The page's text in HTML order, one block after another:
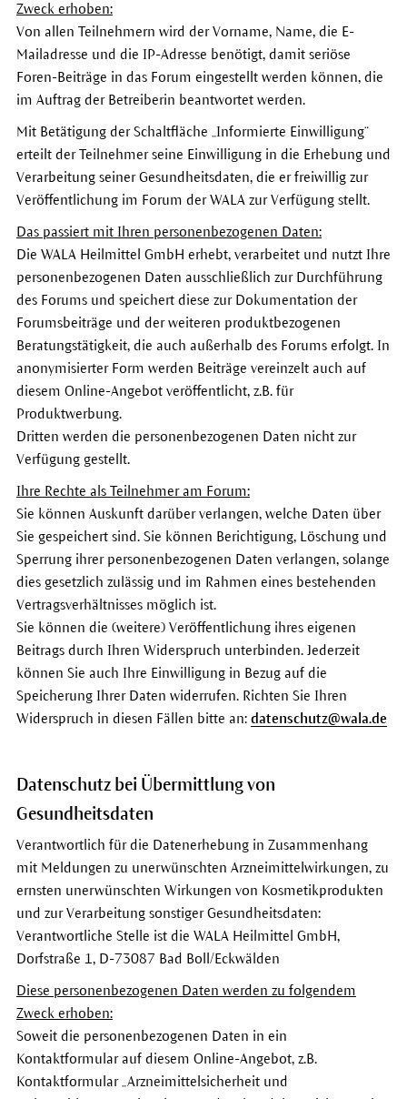
Zweck erhoben:
Von allen Teilnehmern wird der Vorname, Name, die E-
Mailadresse und die IP-Adresse benötigt, damit seriöse
Foren-Beiträge in das Forum eingestellt werden können, die
im Auftrag der Betreiberin beantwortet werden.
Mit Betätigung der Schaltfläche „Informierte Einwilligung“
erteilt der Teilnehmer seine Einwilligung in die Erhebung und
Verarbeitung seiner Gesundheitsdaten, die er freiwillig zur
Veröffentlichung im Forum der WALA zur Verfügung stellt.
Das passiert mit Ihren personenbezogenen Daten:
Die WALA Heilmittel GmbH erhebt, verarbeitet und nutzt Ihre
personenbezogenen Daten ausschließlich zur Durchführung
des Forums und speichert diese zur Dokumentation der
Forumsbeiträge und der weiteren produktbezogenen
Beratungstätigkeit, die auch außerhalb des Forums erfolgt. In
anonymisierter Form werden Beiträge vereinzelt auch auf
diesem Online-Angebot veröffentlicht, z.B. für
Produktwerbung.
Dritten werden die personenbezogenen Daten nicht zur
Verfügung gestellt.
Ihre Rechte als Teilnehmer am Forum:
Sie können Auskunft darüber verlangen, welche Daten über
Sie gespeichert sind. Sie können Berichtigung, Löschung und
Sperrung ihrer personenbezogenen Daten verlangen, solange
dies gesetzlich zulässig und im Rahmen eines bestehenden
Vertragsverhältnisses möglich ist.
Sie können die (weitere) Veröffentlichung ihres eigenen
Beitrags durch Ihren Widerspruch unterbinden. Jederzeit
können Sie auch Ihre Einwilligung in Bezug auf die
Speicherung Ihrer Daten widerrufen. Richten Sie Ihren
Widerspruch in diesen Fällen bitte an: datenschutz@wala.de
Datenschutz bei Übermittlung von
Gesundheitsdaten
Verantwortlich für die Datenerhebung in Zusammenhang
mit Meldungen zu unerwünschten Arzneimittelwirkungen, zu
ernsten unerwünschten Wirkungen von Kosmetikprodukten
und zur Verarbeitung sonstiger Gesundheitsdaten:
Verantwortliche Stelle ist die WALA Heilmittel GmbH,
Dorfstraße 1, D-73087 Bad Boll/Eckwälden
Diese personenbezogenen Daten werden zu folgendem
Zweck erhoben:
Soweit die personenbezogenen Daten in ein
Kontaktformular auf diesem Online-Angebot, z.B.
Kontaktformular „Arzneimittelsicherheit und